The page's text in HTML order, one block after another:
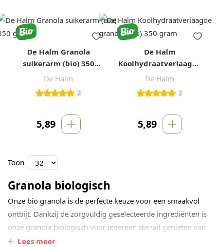
De Halm Granola
suikerarm (bio) 350
gram
De Halm
2
5,89
De Halm
Koolhydraatverlaagde
granola (bio) 350 gram
De Halm
2
5,89
Toon
Granola biologisch
Onze bio granola is de perfecte keuze voor een smaakvol
ontbijt. Dankzij de zorgvuldig geselecteerde ingrediënten is
onze granola biologisch voor iedereen die wil genieten van
een heerlijke start van de dag. Voeg het toe aan yoghurt,
Lees meer